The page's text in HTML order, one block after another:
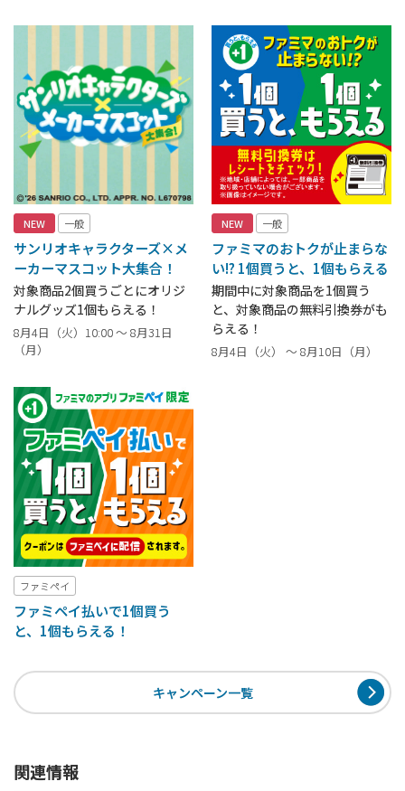
NEW 一般
サンリオキャラクターズ×メ
ーカーマスコット大集合！
対象商品2個買うごとにオリジ
ナルグッズ1個もらえる！
8月4日（火）10:00 ～ 8月31日
（月）
NEW 一般
ファミマのおトクが止まらな
い!? 1個買うと、1個もらえる
期間中に対象商品を1個買う
と、対象商品の無料引換券がも
らえる！
8月4日（火） ～ 8月10日（月）
ファミペイ
ファミペイ払いで1個買う
と、1個もらえる！
キャンペーン一覧
関連情報